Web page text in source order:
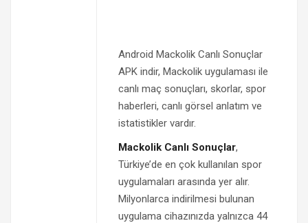
Android Mackolik Canlı Sonuçlar
APK indir, Mackolik uygulaması ile
canlı maç sonuçları, skorlar, spor
haberleri, canlı görsel anlatım ve
istatistikler vardır.
Mackolik Canlı Sonuçlar,
Türkiye’de en çok kullanılan spor
uygulamaları arasında yer alır.
Milyonlarca indirilmesi bulunan
uygulama cihazınızda yalnızca 44